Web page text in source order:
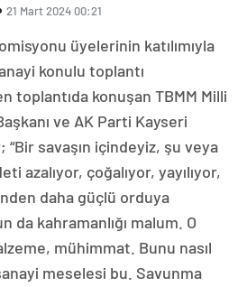
21 Mart 2024 00:21
üyelerinin katılımıyla
konulu toplantı
toplantıda konuşan TBMM Milli
ve AK Parti Kayseri
savaşın içindeyiz, şu veya
azalıyor, çoğalıyor, yayılıyor,
daha güçlü orduya
da kahramanlığı malum. O
mühimmat. Bunu nasıl
meselesi bu. Savunma